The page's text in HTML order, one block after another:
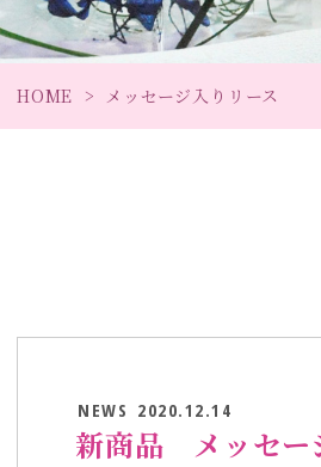
HOME メッセージ入りリース
NEWS 2020.12.14
新商品 メッセー